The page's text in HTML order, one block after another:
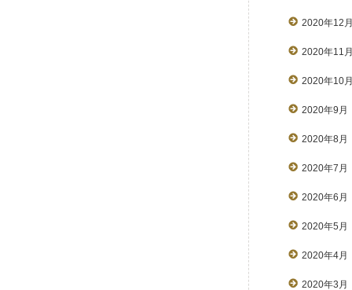
2020年12月
2020年11月
2020年10月
2020年9月
2020年8月
2020年7月
2020年6月
2020年5月
2020年4月
2020年3月